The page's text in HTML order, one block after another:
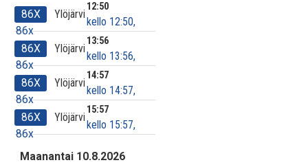
86X
86x
Ylöjärvi
12:50
kello 12:50,
86X
86x
Ylöjärvi
13:56
kello 13:56,
86X
86x
Ylöjärvi
14:57
kello 14:57,
86X
86x
Ylöjärvi
15:57
kello 15:57,
Maanantai 10.8.2026